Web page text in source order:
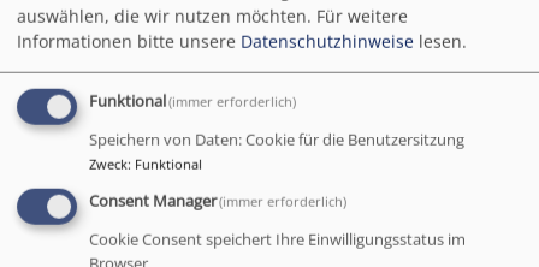
Ihr Angehöriger hat sich verändert? Es
fällt Ihnen schwer, mit ihm umzugehen?
Sie wollen etwas über Demenz erfahren
und lernen mit einem betroffenen
Menschen gut umzugehen? Dafür gibt es
unseren DemenzGuide.
auswählen, die wir nutzen möchten. Für weitere
Informationen bitte unsere Datenschutzhinweise lesen.
Funktional(immer erforderlich)
Speichern von Daten: Cookie für die Benutzersitzung
Zweck: Funktional
Consent Manager(immer erforderlich)
Cookie Consent speichert Ihre Einwilligungsstatus im